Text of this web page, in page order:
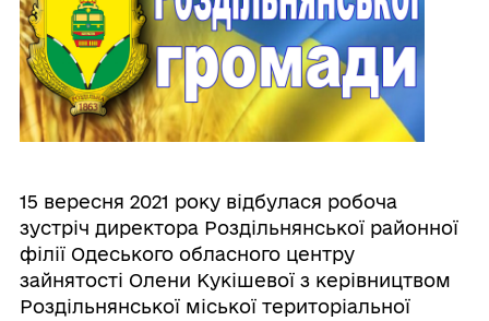
15 вересня 2021 року відбулася робоча
зустріч директора Роздільнянської районної
філії Одеського обласного центру
зайнятості Олени Кукішевої з керівництвом
Роздільнянської міської територіальної